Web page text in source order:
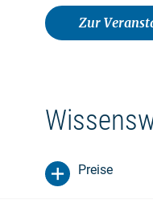
Zur
Preise